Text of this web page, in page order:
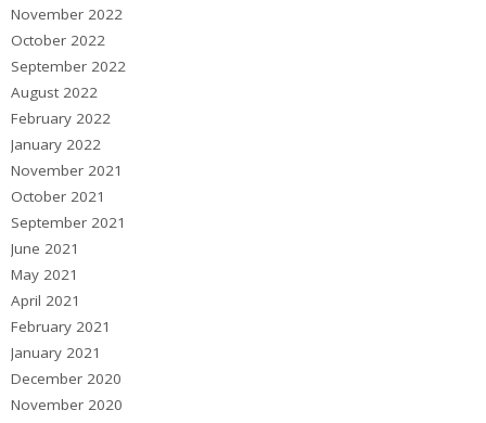
November 2022
October 2022
September 2022
August 2022
February 2022
January 2022
November 2021
October 2021
September 2021
June 2021
May 2021
April 2021
February 2021
January 2021
December 2020
November 2020